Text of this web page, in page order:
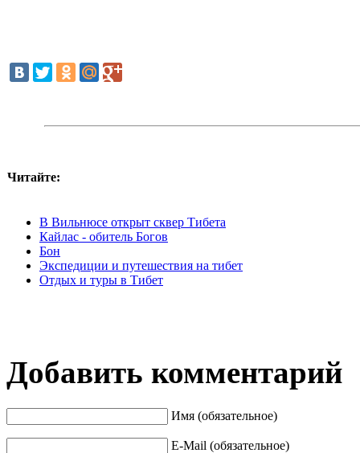
Читайте:
В Вильнюсе открыт сквер Тибета
Кайлас - обитель Богов
Бон
Экспедиции и путешествия на тибет
Отдых и туры в Тибет
Добавить комментарий
Имя (обязательное)
E-Mail (обязательное)